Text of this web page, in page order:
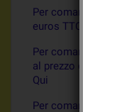
Per comandate i
euros TTC,
Per comandate i
al prezzo di
Qui
Per comandate i